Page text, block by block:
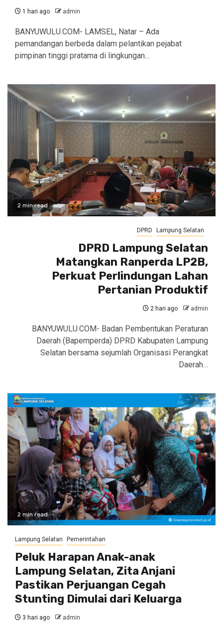
1 hari ago admin
BANYUWULU.COM- LAMSEL, Natar – Ada
pemandangan berbeda dalam pelantikan pejabat
pimpinan tinggi pratama di lingkungan…
2 min read
DPRD Lampung Selatan
DPRD Lampung Selatan
Matangkan Ranperda LP2B,
Perkuat Perlindungan Lahan
Pertanian Produktif
2 hari ago admin
BANYUWULU.COM- Badan Pembentukan Peraturan
Daerah (Bapemperda) DPRD Kabupaten Lampung
Selatan bersama sejumlah Organisasi Perangkat
Daerah…
2 min read
Lampung Selatan Pemerintahan
Peluk Harapan Anak-anak
Lampung Selatan, Zita Anjani
Pastikan Perjuangan Cegah
Stunting Dimulai dari Keluarga
3 hari ago admin